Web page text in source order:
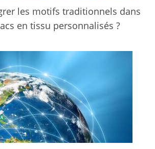
les motifs traditionnels dans
en tissu personnalisés ?